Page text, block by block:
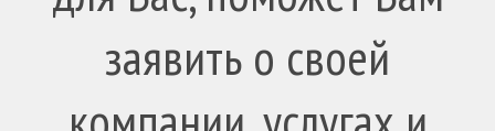
заявить о своей